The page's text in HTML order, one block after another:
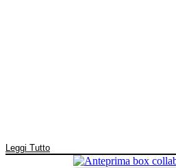
Leggi Tutto